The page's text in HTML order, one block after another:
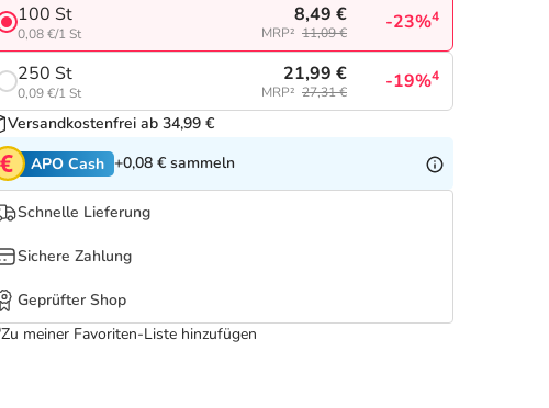
100 St
0,08 €/1 St
8,49 €
MRP² 11,09 € -23%4
250 St
0,09 €/1 St
21,99 €
MRP² 27,31 € -19%4
Versandkostenfrei ab 34,99 €
APO Cash +0,08 € sammeln
Schnelle Lieferung
Sichere Zahlung
Geprüfter Shop
Zu meiner Favoriten-Liste hinzufügen